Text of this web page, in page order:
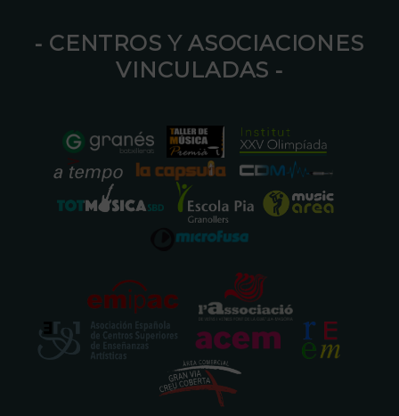
⁃ CENTROS Y ASOCIACIONES
VINCULADAS ⁃